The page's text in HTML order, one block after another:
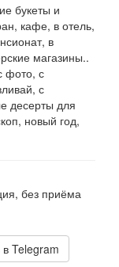
букеты и
кафе, в отель,
в
магазины..
фото, с
с
десерты для
новый год,
без приёма
в Telegram